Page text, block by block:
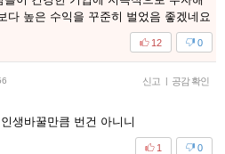
다 높은 수익을 꾸준히 벌었음 좋겠네요
0
12
신고 | 공감 확인
생바꿀만큼 번건 아니니
0
1